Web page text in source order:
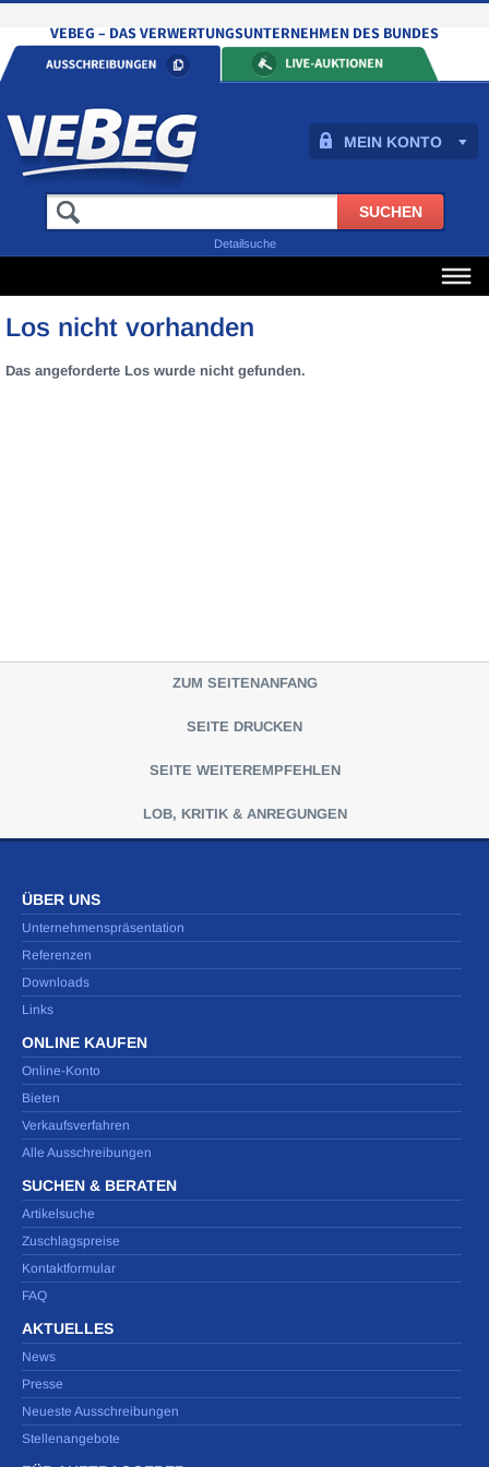
MEIN KONTO
Detailsuche
Los nicht vorhanden
Das angeforderte Los wurde nicht gefunden.
ZUM SEITENANFANG
SEITE DRUCKEN
SEITE WEITEREMPFEHLEN
LOB, KRITIK & ANREGUNGEN
ÜBER UNS
Unternehmenspräsentation
Referenzen
Downloads
Links
ONLINE KAUFEN
Online-Konto
Bieten
Verkaufsverfahren
Alle Ausschreibungen
SUCHEN & BERATEN
Artikelsuche
Zuschlagspreise
Kontaktformular
FAQ
AKTUELLES
News
Presse
Neueste Ausschreibungen
Stellenangebote